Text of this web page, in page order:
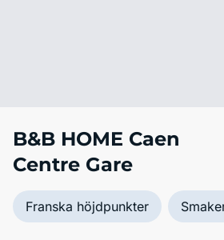
B&B HOME Caen
Centre Gare
Franska höjdpunkter